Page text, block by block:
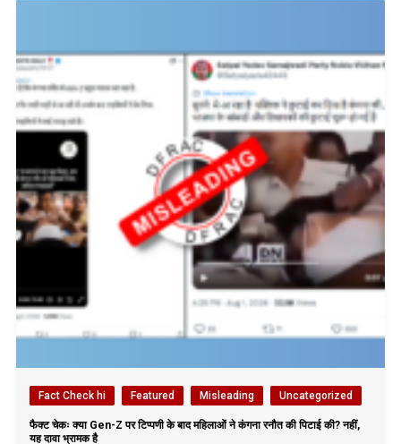
Fact Check hi Featured Misleading Uncategorized
फैक्ट चेकः क्या Gen-Z पर टिप्पणी के बाद महिलाओं ने कंगना रनौत की पिटाई की? नहीं,
यह दावा भ्रामक है